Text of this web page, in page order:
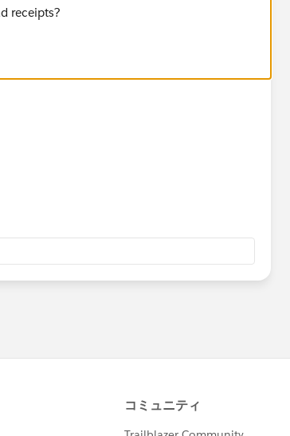
receipts?